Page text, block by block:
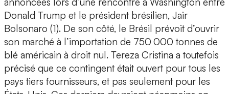
Donald Trump et le président brésilien, Jair
Bolsonaro (1). De son côté, le Brésil prévoit d’ouvrir
son marché à l’importation de 750 000 tonnes de
blé américain à droit nul. Tereza Cristina a toutefois
précisé que ce contingent était ouvert pour tous les
pays tiers fournisseurs, et pas seulement pour les